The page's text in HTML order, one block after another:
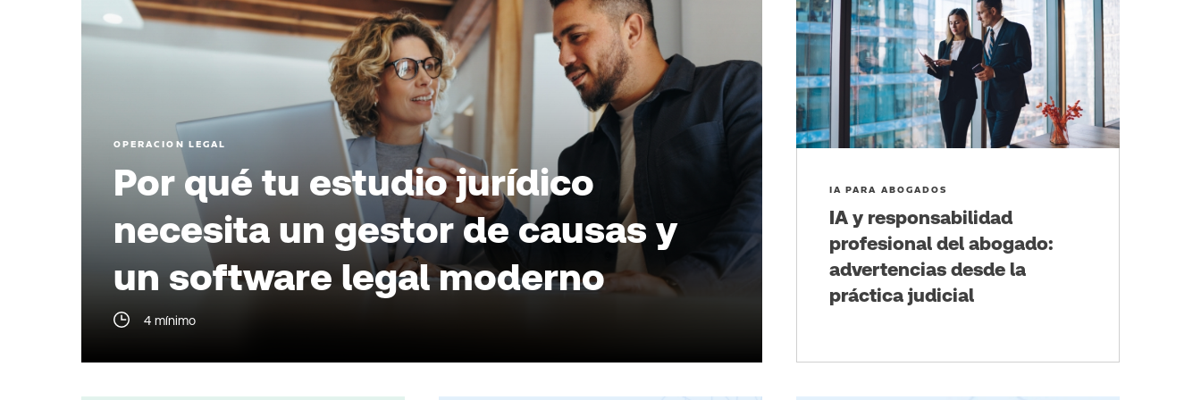
OPERACION LEGAL
Por qué tu estudio jurídico
necesita un gestor de causas y
un software legal moderno
4 mínimo
IA PARA ABOGADOS
IA y responsabilidad
profesional del abogado:
advertencias desde la
práctica judicial